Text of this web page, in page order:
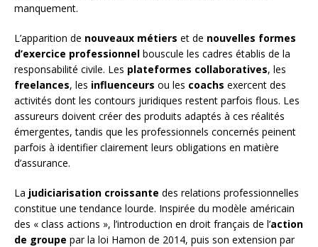
manquement.
L’apparition de nouveaux métiers et de nouvelles formes
d’exercice professionnel bouscule les cadres établis de la
responsabilité civile. Les plateformes collaboratives, les
freelances, les influenceurs ou les coachs exercent des
activités dont les contours juridiques restent parfois flous. Les
assureurs doivent créer des produits adaptés à ces réalités
émergentes, tandis que les professionnels concernés peinent
parfois à identifier clairement leurs obligations en matière
d’assurance.
La judiciarisation croissante des relations professionnelles
constitue une tendance lourde. Inspirée du modèle américain
des « class actions », l’introduction en droit français de l’action
de groupe par la loi Hamon de 2014, puis son extension par